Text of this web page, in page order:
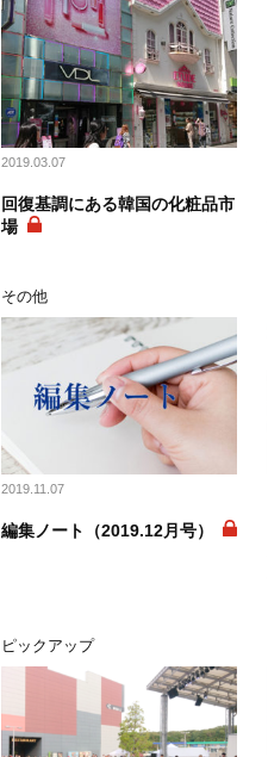
2019.03.07
回復基調にある韓国の化粧品市
場
その他
2019.11.07
編集ノート（2019.12月号）
ピックアップ